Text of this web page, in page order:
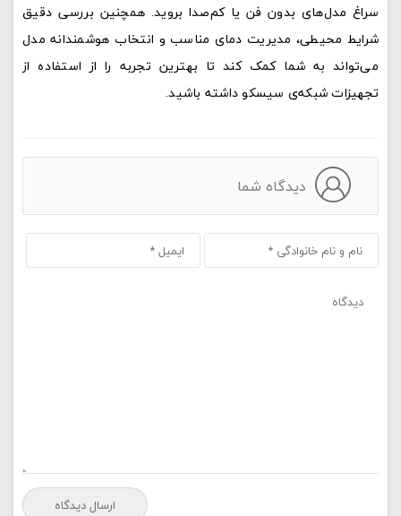
سراغ مدل‌های بدون فن یا کم‌صدا بروید. همچنین بررسی دقیق
شرایط محیطی، مدیریت دمای مناسب و انتخاب هوشمندانه مدل
می‌تواند به شما کمک کند تا بهترین تجربه را از استفاده از
تجهیزات شبکه‌ی سیسکو داشته باشید.
دیدگاه شما